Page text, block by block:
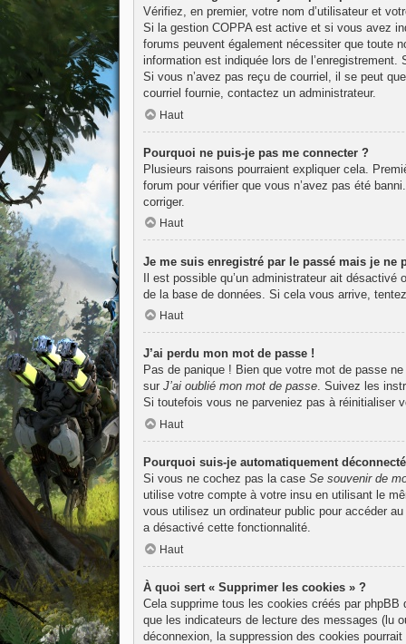
Vérifiez, en premier, votre nom d’utilisateur et
Si la gestion COPPA est active et si vous avez
forums peuvent également nécessiter que toute
information est indiquée lors de
Si vous n’avez pas reçu de courriel, il se peut
courriel fournie, contactez un administrateur.
Haut
Pourquoi ne puis-je pas me connecter ?
Plusieurs raisons pourraient expliquer cela.
forum pour vérifier que vous n’avez pas été
corriger.
Haut
Je me suis enregistré par le passé mais je ne
Il est possible qu’un administrateur ait
de la base de données. Si cela vous arrive,
Haut
J’ai perdu mon mot de passe !
Pas de panique ! Bien que votre mot de passe
sur J’ai oublié mon mot de passe. Suivez les
Si toutefois vous ne parveniez pas à réinitialiser
Haut
Pourquoi suis-je automatiquement
Si vous ne cochez pas la case Se souvenir de
utilise votre compte à votre insu en utilisant le
vous utilisez un ordinateur public pour accéder
a désactivé cette fonctionnalité.
Haut
À quoi sert « Supprimer les cookies » ?
Cela supprime tous les cookies créés par
que les indicateurs de lecture des messages (lu
déconnexion, la suppression des cookies pourrait